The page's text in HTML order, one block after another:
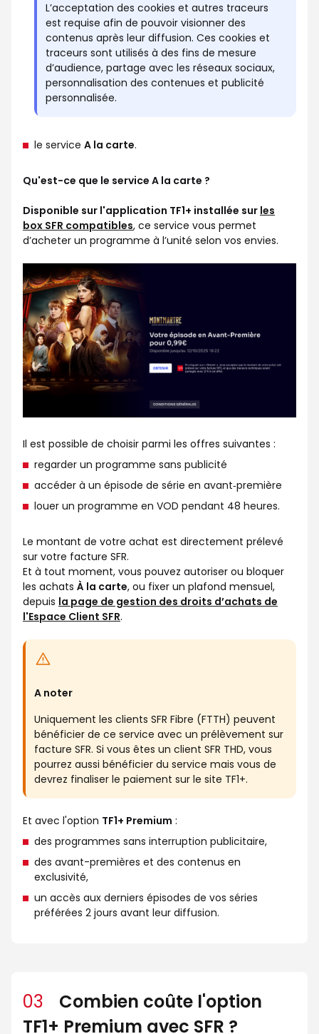
L’acceptation des cookies et autres traceurs
est requise afin de pouvoir visionner des
contenus après leur diffusion. Ces cookies et
traceurs sont utilisés à des fins de mesure
d’audience, partage avec les réseaux sociaux,
personnalisation des contenues et publicité
personnalisée.
le service A la carte.
Qu'est-ce que le service A la carte ?
Disponible sur l'application TF1+ installée sur les
box SFR compatibles, ce service vous permet
d’acheter un programme à l’unité selon vos envies.
Il est possible de choisir parmi les offres suivantes :
regarder un programme sans publicité
accéder à un épisode de série en avant‑première
louer un programme en VOD pendant 48 heures.
Le montant de votre achat est directement prélevé
sur votre facture SFR.
Et à tout moment, vous pouvez autoriser ou bloquer
les achats À la carte, ou fixer un plafond mensuel,
depuis la page de gestion des droits d’achats de
l'Espace Client SFR.
A noter
Uniquement les clients SFR Fibre (FTTH) peuvent
bénéficier de ce service avec un prélèvement sur
facture SFR. Si vous êtes un client SFR THD, vous
pourrez aussi bénéficier du service mais vous de
devrez finaliser le paiement sur le site TF1+.
Et avec l'option TF1+ Premium :
des programmes sans interruption publicitaire,
des avant-premières et des contenus en
exclusivité,
un accès aux derniers épisodes de vos séries
préférées 2 jours avant leur diffusion.
03
Combien coûte l'option
TF1+ Premium avec SFR ?